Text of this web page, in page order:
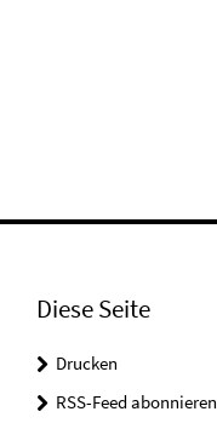
Diese Seite
Drucken
RSS-Feed abonnieren